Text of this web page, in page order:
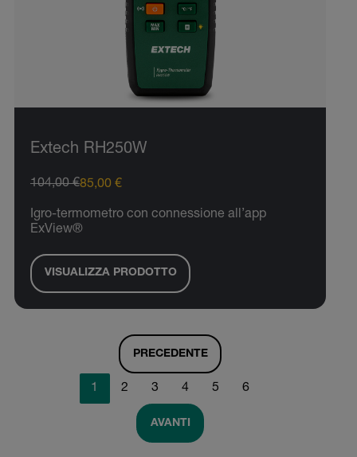
Extech RH250W
104,00 €85,00 €
Igro-termometro con connessione all’app
ExView®
VISUALIZZA PRODOTTO
PRECEDENTE
1 2 3 4 5 6
AVANTI